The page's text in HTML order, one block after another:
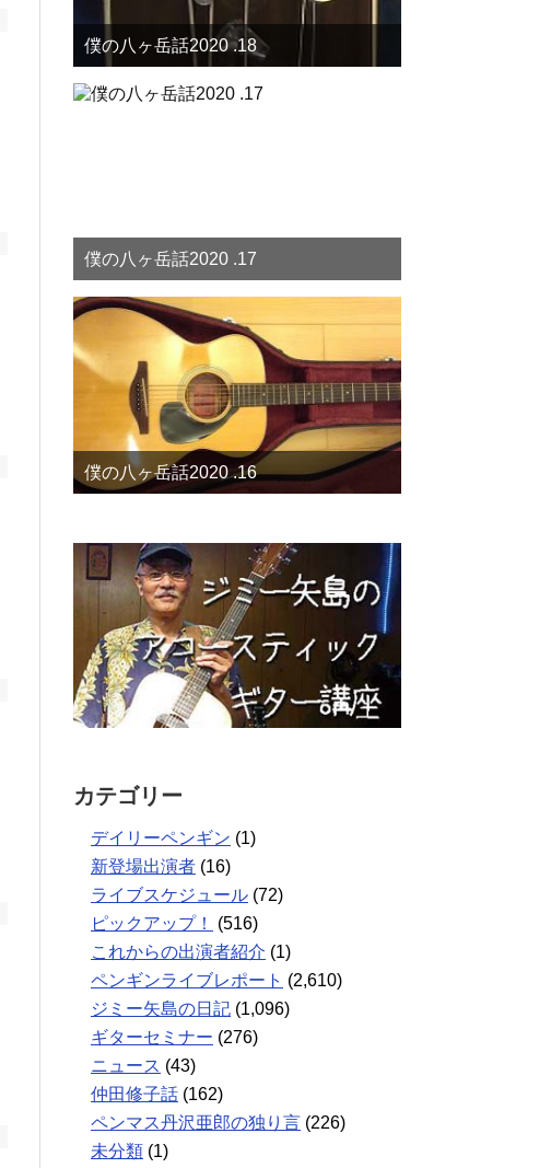
僕の八ヶ岳話2020 .18
僕の八ヶ岳話2020 .17
僕の八ヶ岳話2020 .16
カテゴリー
デイリーペンギン (1)
新登場出演者 (16)
ライブスケジュール (72)
ピックアップ！
(516)
これからの出演者紹介 (1)
ペンギンライブレポート (2,610)
ジミー矢島の日記 (1,096)
ギターセミナー (276)
ニュース (43)
仲田修子話 (162)
ペンマス丹沢亜郎の独り言 (226)
未分類 (1)